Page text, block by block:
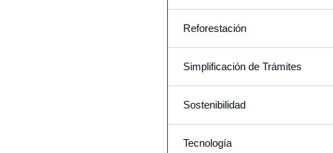
Reforestación
Simplificación de Trámites
Sostenibilidad
Tecnología